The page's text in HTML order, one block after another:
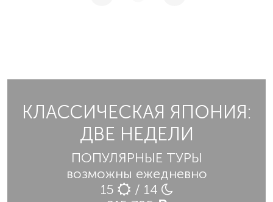
КЛАССИЧЕСКАЯ ЯПОНИЯ:
ДВЕ НЕДЕЛИ
ПОПУЛЯРНЫЕ ТУРЫ
возможны ежедневно
15
/ 14